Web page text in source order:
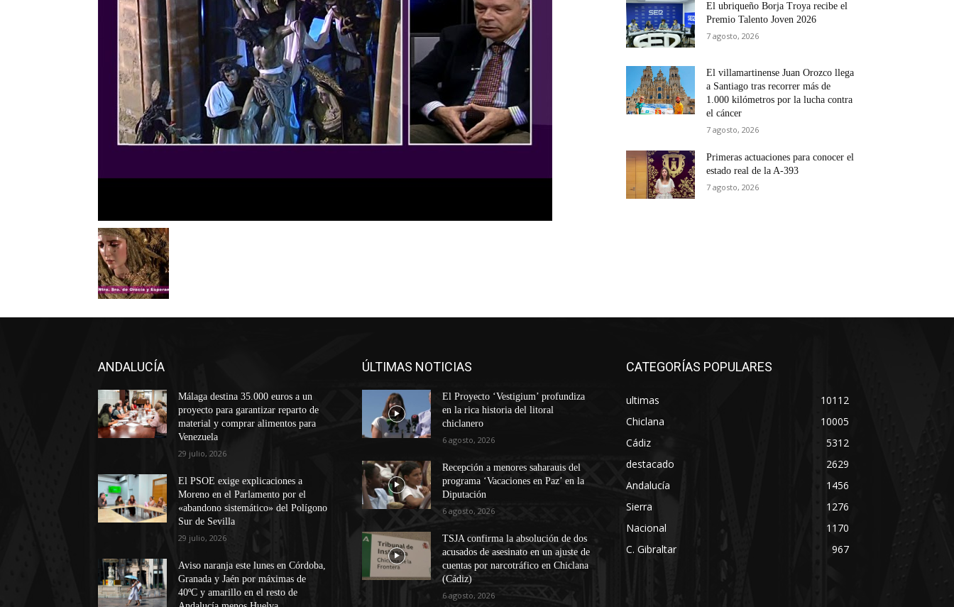
El ubriqueño Borja Troya recibe el
Premio Talento Joven 2026
7 agosto, 2026
El villamartinense Juan Orozco llega
a Santiago tras recorrer más de
1.000 kilómetros por la lucha contra
el cáncer
7 agosto, 2026
Primeras actuaciones para conocer el
estado real de la A-393
7 agosto, 2026
ANDALUCÍA
Málaga destina 35.000 euros a un
proyecto para garantizar reparto de
material y comprar alimentos para
Venezuela
29 julio, 2026
El PSOE exige explicaciones a
Moreno en el Parlamento por el
«abandono sistemático» del Polígono
Sur de Sevilla
29 julio, 2026
Aviso naranja este lunes en Córdoba,
Granada y Jaén por máximas de
40ºC y amarillo en el resto de
ÚLTIMAS NOTICIAS
El Proyecto ‘Vestigium’ profundiza
en la rica historia del litoral
chiclanero
6 agosto, 2026
Recepción a menores saharauis del
programa ‘Vacaciones en Paz’ en la
Diputación
6 agosto, 2026
TSJA confirma la absolución de dos
acusados de asesinato en un ajuste de
cuentas por narcotráfico en Chiclana
(Cádiz)
6 agosto, 2026
CATEGORÍAS POPULARES
ultimas
10112
Chiclana
10005
Cádiz
5312
destacado
2629
Andalucía
1456
Sierra
1276
Nacional
1170
C. Gibraltar
967